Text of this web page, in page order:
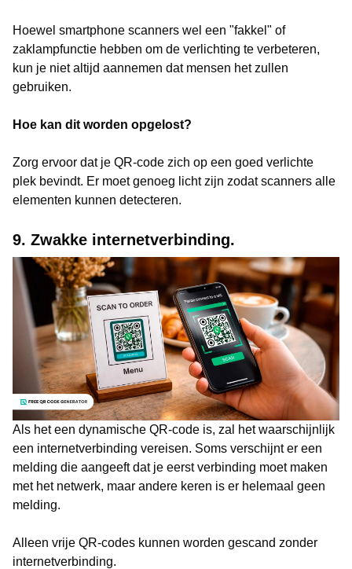
Hoewel smartphone scanners wel een "fakkel" of
zaklampfunctie hebben om de verlichting te verbeteren,
kun je niet altijd aannemen dat mensen het zullen
gebruiken.
Hoe kan dit worden opgelost?
Zorg ervoor dat je QR-code zich op een goed verlichte
plek bevindt. Er moet genoeg licht zijn zodat scanners alle
elementen kunnen detecteren.
9. Zwakke internetverbinding.
Als het een dynamische QR-code is, zal het waarschijnlijk
een internetverbinding vereisen. Soms verschijnt er een
melding die aangeeft dat je eerst verbinding moet maken
met het netwerk, maar andere keren is er helemaal geen
melding.
Alleen vrije QR-codes kunnen worden gescand zonder
internetverbinding.